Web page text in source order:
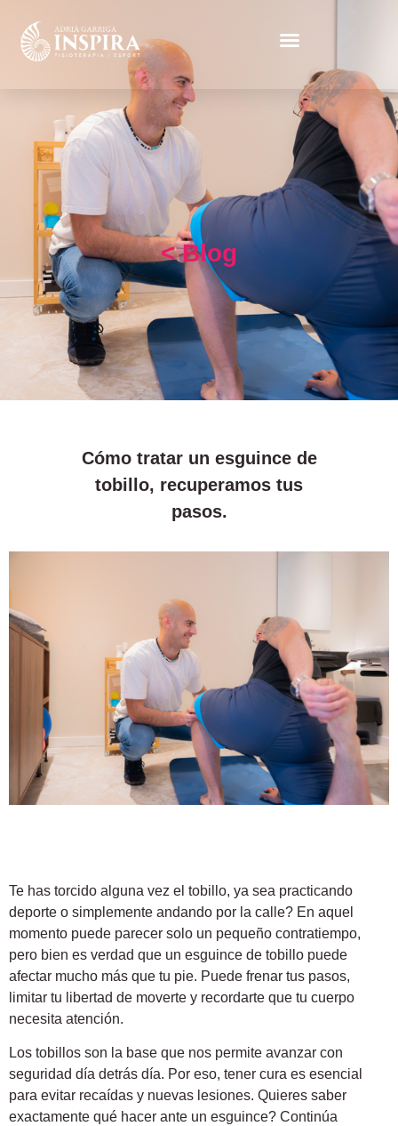
< Blog
Cómo tratar un esguince de
tobillo, recuperamos tus
pasos.
Te has torcido alguna vez el tobillo, ya sea practicando
deporte o simplemente andando por la calle? En aquel
momento puede parecer solo un pequeño contratiempo,
pero bien es verdad que un esguince de tobillo puede
afectar mucho más que tu pie. Puede frenar tus pasos,
limitar tu libertad de moverte y recordarte que tu cuerpo
necesita atención.
Los tobillos son la base que nos permite avanzar con
seguridad día detrás día. Por eso, tener cura es esencial
para evitar recaídas y nuevas lesiones. Quieres saber
exactamente qué hacer ante un esguince? Continúa